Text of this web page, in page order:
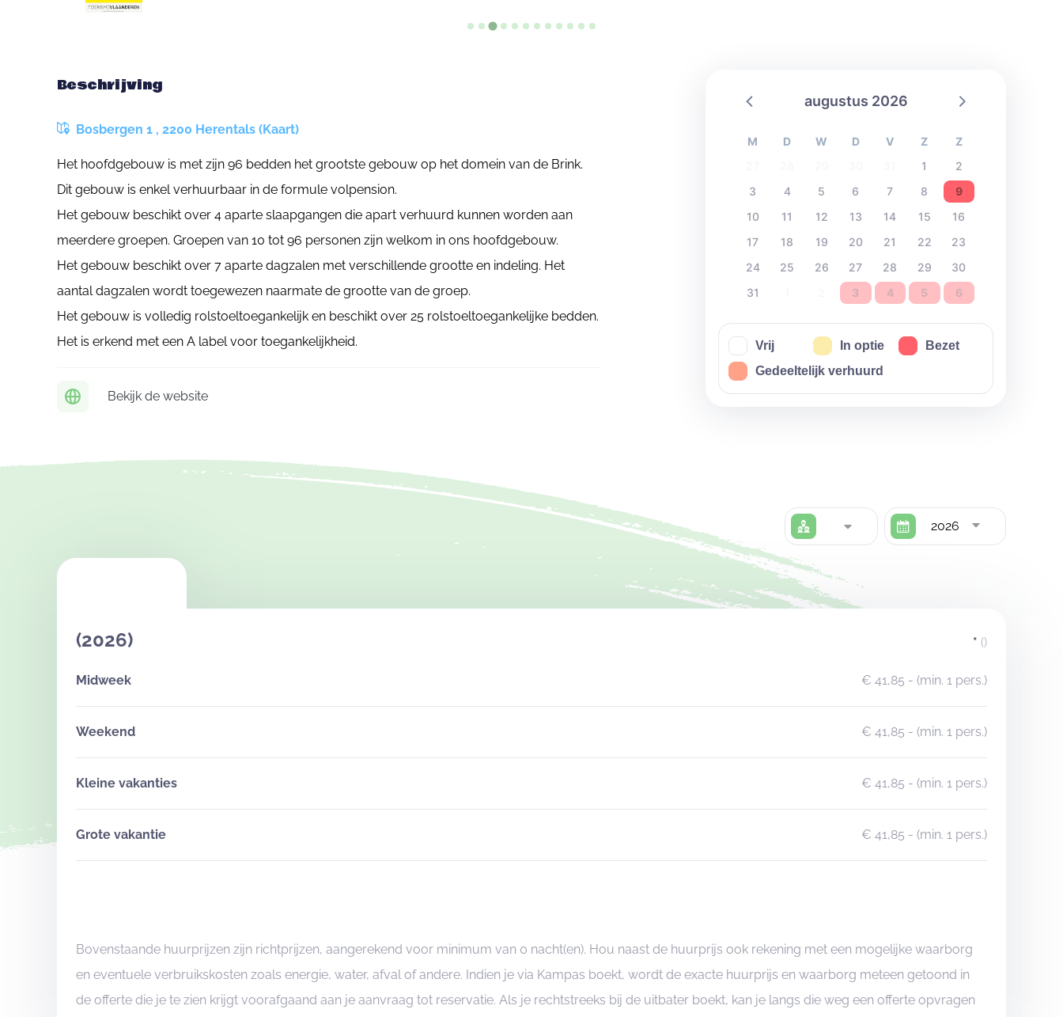
Beschrijving
Bosbergen 1 , 2200 Herentals (Kaart)
Het hoofdgebouw is met zijn 96 bedden het grootste gebouw op het domein van de Brink.
Dit gebouw is enkel verhuurbaar in de formule volpension.
Het gebouw beschikt over 4 aparte slaapgangen die apart verhuurd kunnen worden aan
meerdere groepen. Groepen van 10 tot 96 personen zijn welkom in ons hoofdgebouw.
Het gebouw beschikt over 7 aparte dagzalen met verschillende grootte en indeling. Het
aantal dagzalen wordt toegewezen naarmate de grootte van de groep.
Het gebouw is volledig rolstoeltoegankelijk en beschikt over 25 rolstoeltoegankelijke bedden.
Het is erkend met een A label voor toegankelijkheid.
Bekijk de website
augustus 2026
M D W D V Z
Z
1
2
3
4 5 6 7 8
9
10
11 12 13 14 15
16
17
18 19 20 21 22
23
24
25 26 27 28 29
30
31
3 4 5 6
Vrij In optie
Bezet
Gedeeltelijk verhuurd
2026
(2026) * ()
Midweek € 41,85 - (min. 1 pers.)
Weekend € 41,85 - (min. 1 pers.)
Kleine vakanties € 41,85 - (min. 1 pers.)
Grote vakantie € 41,85 - (min. 1 pers.)
Bovenstaande huurprijzen zijn richtprijzen, aangerekend voor minimum van 0 nacht(en). Hou naast de huurprijs ook rekening met een mogelijke waarborg
en eventuele verbruikskosten zoals energie, water, afval of andere. Indien je via Kampas boekt, wordt de exacte huurprijs en waarborg meteen getoond in
de offerte die je te zien krijgt voorafgaand aan je aanvraag tot reservatie. Als je rechtstreeks bij de uitbater boekt, kan je langs die weg een offerte opvragen